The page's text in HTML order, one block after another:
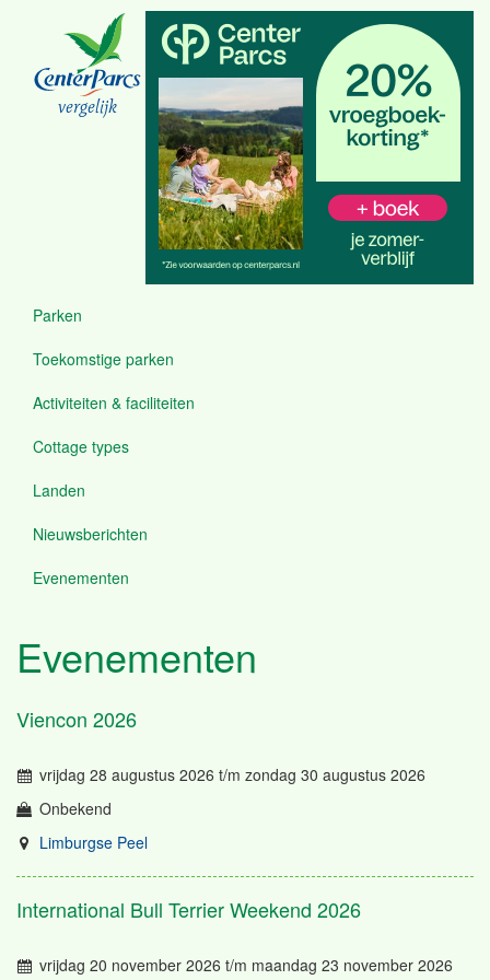
vergelijk
Menu
Parken
Toekomstige parken
Activiteiten & faciliteiten
Cottage types
Landen
Nieuwsberichten
Evenementen
Evenementen
Viencon 2026
vrijdag 28 augustus 2026 t/m zondag 30 augustus 2026
Onbekend
Limburgse Peel
International Bull Terrier Weekend 2026
vrijdag 20 november 2026 t/m maandag 23 november 2026